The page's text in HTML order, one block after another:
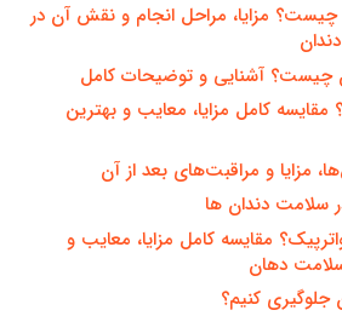
مزایا، مراحل انجام و نقش آن در
چیست؟ آشنایی و توضیحات کامل
مقایسه کامل مزایا، معایب و بهترین
مزایا و مراقبت‌های بعد از آن
سلامت دندان ها
مقایسه کامل مزایا، معایب و
دهان
جلوگیری کنیم؟